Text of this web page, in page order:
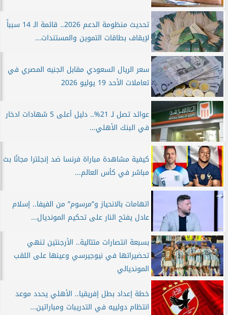
تحديث منظومة الدعم 2026.. قائمة الـ 14 سبباً
لإيقاف بطاقات التموين والمستندات...
سعر الريال السعودي مقابل الجنيه المصري في
تعاملات الأحد 19 يوليو 2026
عوائد تصل لـ 21%.. دليل أعلى 5 شهادات ادخار
في البنك الأهلي...
كيفية مشاهدة مباراة فرنسا ضد إنجلترا مجانًا بث
مباشر في كأس العالم...
اتهامات بالانحياز و”مرسوم” من الفيفا.. إسلام
عادل يفتح النار على تحكيم المونديال...
بسبعة انتصارات متتالية.. الأرجنتين تنهي
تحضيراتها في نيوجيرسي وعينها على اللقب
المونديالي
خطة إعداد بطل إفريقيا.. الأهلي يحدد موعد
انتظام دولييه في التدريبات ومباراتين...